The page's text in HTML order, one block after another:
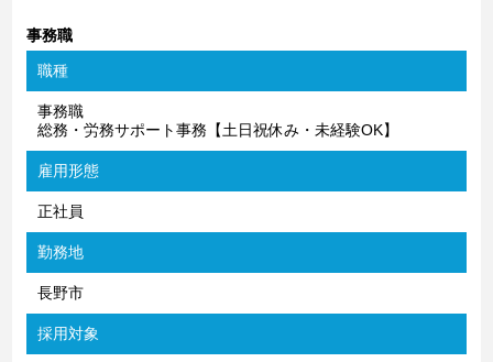
事務職
職種
事務職
総務・労務サポート事務【土日祝休み・未経験OK】
雇用形態
正社員
勤務地
長野市
採用対象